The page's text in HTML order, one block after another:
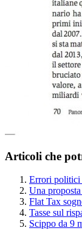
Articoli che
Errori politici
Una
Flat Tax
Tasse sul
Scippo da 9